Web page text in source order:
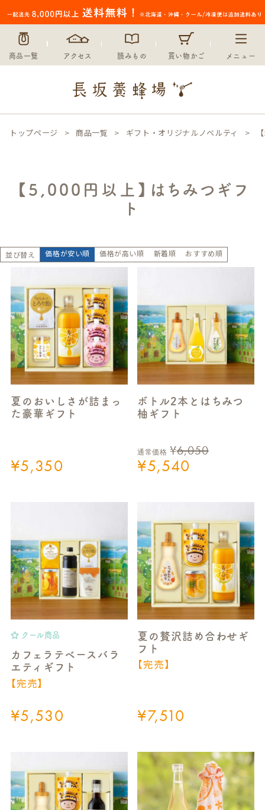
商品一覧 アクセス 読みもの 買い物かご メニュー
トップページ 商品一覧 ギフト・オリジナルノベルティ
【5,000円以上】はちみつギフ
ト
並び替え 価格が安い順 価格が高い順 新着順 おすすめ順
夏のおいしさが詰まっ
た豪華ギフト
¥5,350
ボトル2本とはちみつ
柚ギフト
通常価格 ¥6,050
¥5,540
クール商品
カフェラテベースバラ
エティギフト
【完売】
¥5,530
夏の贅沢詰め合わせギ
フト
【完売】
¥7,510